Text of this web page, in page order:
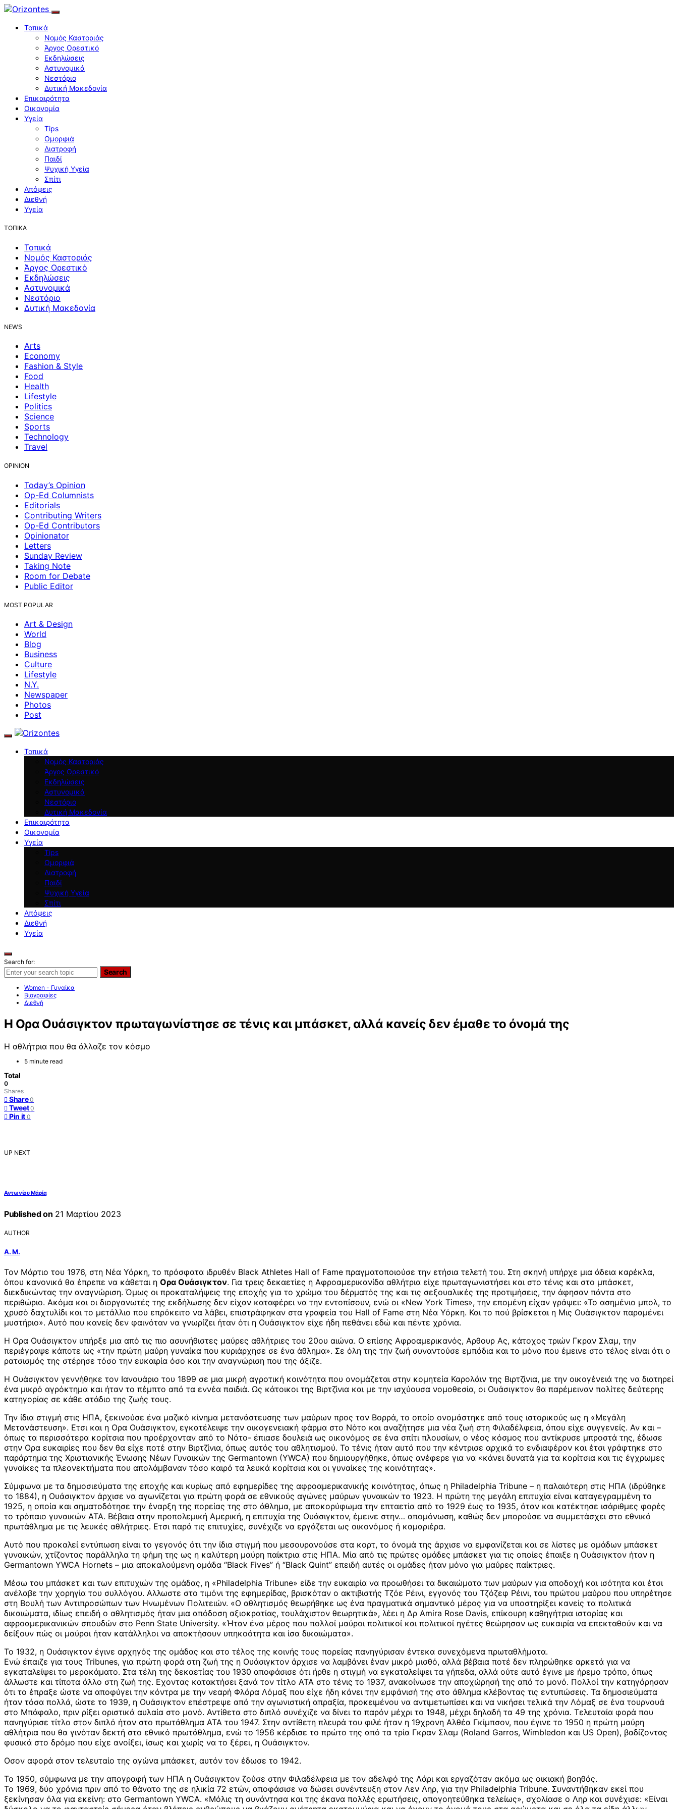
Τοπικά
Νομός Καστοριάς
Άργος Ορεστικό
Εκδηλώσεις
Αστυνομικά
Νεστόριο
Δυτική Μακεδονία
Επικαιρότητα
Οικονομία
Υγεία
Tips
Ομορφιά
Διατροφή
Παιδί
Ψυχική Υγεία
Σπίτι
Απόψεις
Διεθνή
Υγεία
ΤΟΠΙΚΑ
Τοπικά
Νομός Καστοριάς
Άργος Ορεστικό
Εκδηλώσεις
Αστυνομικά
Νεστόριο
Δυτική Μακεδονία
NEWS
Arts
Economy
Fashion & Style
Food
Health
Lifestyle
Politics
Science
Sports
Technology
Travel
OPINION
Today’s Opinion
Op-Ed Columnists
Editorials
Contributing Writers
Op-Ed Contributors
Opinionator
Letters
Sunday Review
Taking Note
Room for Debate
Public Editor
MOST POPULAR
Art & Design
World
Blog
Business
Culture
Lifestyle
N.Y.
Newspaper
Photos
Post
Τοπικά
Νομός Καστοριάς
Άργος Ορεστικό
Εκδηλώσεις
Αστυνομικά
Νεστόριο
Δυτική Μακεδονία
Επικαιρότητα
Οικονομία
Υγεία
Tips
Ομορφιά
Διατροφή
Παιδί
Ψυχική Υγεία
Σπίτι
Απόψεις
Διεθνή
Υγεία
Search for:
Search
Women - Γυναίκα
Βιογραφίες
Διεθνή
Η Ορα Ουάσιγκτον πρωταγωνίστησε σε τένις και μπάσκετ, αλλά κανείς δεν έμαθε το όνομά της
Η αθλήτρια που θα άλλαζε τον κόσμο
5 minute read
Total
0
Shares
Share 0
Tweet 0
Pin it 0
UP NEXT
Αντωνίου Μάρία
Published on 21 Μαρτίου 2023
AUTHOR
Α. Μ.
Τον Μάρτιο του 1976, στη Νέα Υόρκη, το πρόσφατα ιδρυθέν Black Athletes Hall of Fame πραγματοποιούσε την ετήσια τελετή του. Στη σκηνή υπήρχε μια άδεια καρέκλα,
όπου κανονικά θα έπρεπε να κάθεται η Oρα Ουάσιγκτον. Για τρεις δεκαετίες η Αφροαμερικανίδα αθλήτρια είχε πρωταγωνιστήσει και στο τένις και στο μπάσκετ,
διεκδικώντας την αναγνώριση. Όμως οι προκαταλήψεις της εποχής για το χρώμα του δέρματός της και τις σεξουαλικές της προτιμήσεις, την άφησαν πάντα στο
περιθώριο. Ακόμα και οι διοργανωτές της εκδήλωσης δεν είχαν καταφέρει να την εντοπίσουν, ενώ οι «New York Times», την επομένη είχαν γράψει: «Το ασημένιο μπολ, το
χρυσό δαχτυλίδι και το μετάλλιο που επρόκειτο να λάβει, επιστράφηκαν στα γραφεία του Hall of Fame στη Νέα Υόρκη. Και το πού βρίσκεται η Μις Ουάσιγκτον παραμένει
μυστήριο». Αυτό που κανείς δεν φαινόταν να γνωρίζει ήταν ότι η Ουάσιγκτον είχε ήδη πεθάνει εδώ και πέντε χρόνια.
Η Ορα Ουάσιγκτον υπήρξε μια από τις πιο ασυνήθιστες μαύρες αθλήτριες του 20ου αιώνα. Ο επίσης Αφροαμερικανός, Αρθουρ Ας, κάτοχος τριών Γκραν Σλαμ, την
περιέγραψε κάποτε ως «την πρώτη μαύρη γυναίκα που κυριάρχησε σε ένα άθλημα». Σε όλη της την ζωή συναντούσε εμπόδια και το μόνο που έμεινε στο τέλος είναι ότι ο
ρατσισμός της στέρησε τόσο την ευκαιρία όσο και την αναγνώριση που της άξιζε.
Η Ουάσιγκτον γεννήθηκε τον Ιανουάριο του 1899 σε μια μικρή αγροτική κοινότητα που ονομάζεται στην κομητεία Καρολάιν της Βιρτζίνια, με την οικογένειά της να διατηρεί
ένα μικρό αγρόκτημα και ήταν το πέμπτο από τα εννέα παιδιά. Ως κάτοικοι της Βιρτζίνια και με την ισχύουσα νομοθεσία, οι Ουάσιγκτον θα παρέμειναν πολίτες δεύτερης
κατηγορίας σε κάθε στάδιο της ζωής τους.
Την ίδια στιγμή στις ΗΠΑ, ξεκινούσε ένα μαζικό κίνημα μετανάστευσης των μαύρων προς τον Βορρά, το οποίο ονομάστηκε από τους ιστορικούς ως η «Μεγάλη
Μετανάστευση». Ετσι και η Ορα Ουάσιγκτον, εγκατέλειψε την οικογενειακή φάρμα στο Νότο και αναζήτησε μια νέα ζωή στη Φιλαδέλφεια, όπου είχε συγγενείς. Αν και –
όπως τα περισσότερα κορίτσια που προέρχονταν από το Νότο- έπιασε δουλειά ως οικονόμος σε ένα σπίτι πλουσίων, ο νέος κόσμος που αντίκρυσε μπροστά της, έδωσε
στην Ορα ευκαιρίες που δεν θα είχε ποτέ στην Βιρτζίνια, όπως αυτός του αθλητισμού. Το τένις ήταν αυτό που την κέντρισε αρχικά το ενδιαφέρον και έτσι γράφτηκε στο
παράρτημα της Χριστιανικής Ένωσης Νέων Γυναικών της Germantown (YWCA) που δημιουργήθηκε, όπως ανέφερε για να «κάνει δυνατά για τα κορίτσια και τις έγχρωμες
γυναίκες τα πλεονεκτήματα που απολάμβαναν τόσο καιρό τα λευκά κορίτσια και οι γυναίκες της κοινότητας».
Σύμφωνα με τα δημοσιεύματα της εποχής και κυρίως από εφημερίδες της αφροαμερικανικής κοινότητας, όπως η Philadelphia Tribune – η παλαιότερη στις ΗΠΑ (ιδρύθηκε
το 1884), η Ουάσιγκτον άρχισε να αγωνίζεται για πρώτη φορά σε εθνικούς αγώνες μαύρων γυναικών το 1923. Η πρώτη της μεγάλη επιτυχία είναι καταγεγραμμένη το
1925, η οποία και σηματοδότησε την έναρξη της πορείας της στο άθλημα, με αποκορύφωμα την επταετία από το 1929 έως το 1935, όταν και κατέκτησε ισάριθμες φορές
το τρόπαιο γυναικών ΑΤΑ. Βέβαια στην προπολεμική Αμερική, η επιτυχία της Ουάσιγκτον, έμεινε στην… απομόνωση, καθώς δεν μπορούσε να συμμετάσχει στο εθνικό
πρωτάθλημα με τις λευκές αθλήτριες. Ετσι παρά τις επιτυχίες, συνέχιζε να εργάζεται ως οικονόμος ή καμαριέρα.
Αυτό που προκαλεί εντύπωση είναι το γεγονός ότι την ίδια στιγμή που μεσουρανούσε στα κορτ, το όνομά της άρχισε να εμφανίζεται και σε λίστες με ομάδων μπάσκετ
γυναικών, χτίζοντας παράλληλα τη φήμη της ως η καλύτερη μαύρη παίκτρια στις ΗΠΑ. Μία από τις πρώτες ομάδες μπάσκετ για τις οποίες έπαιξε η Ουάσιγκτον ήταν η
Germantown YWCA Hornets – μια αποκαλούμενη ομάδα “Black Fives” ή “Black Quint” επειδή αυτές οι ομάδες ήταν μόνο για μαύρες παίκτριες.
Μέσω του μπάσκετ και των επιτυχιών της ομάδας, η «Philadelphia Tribune» είδε την ευκαιρία να προωθήσει τα δικαιώματα των μαύρων για αποδοχή και ισότητα και έτσι
ανέλαβε την χορηγία του συλλόγου. Αλλωστε στο τιμόνι της εφημερίδας, βρισκόταν ο ακτιβιστής Τζόε Ρέινι, εγγονός του Τζόζεφ Ρέινι, του πρώτου μαύρου που υπηρέτησε
στη Βουλή των Αντιπροσώπων των Ηνωμένων Πολιτειών. «Ο αθλητισμός θεωρήθηκε ως ένα πραγματικά σημαντικό μέρος για να υποστηρίξει κανείς τα πολιτικά
δικαιώματα, ιδίως επειδή ο αθλητισμός ήταν μια απόδοση αξιοκρατίας, τουλάχιστον θεωρητικά», λέει η Δρ Amira Rose Davis, επίκουρη καθηγήτρια ιστορίας και
αφροαμερικανικών σπουδών στο Penn State University. «Ήταν ένα μέρος που πολλοί μαύροι πολιτικοί και πολιτικοί ηγέτες θεώρησαν ως ευκαιρία να επεκταθούν και να
δείξουν πώς οι μαύροι ήταν κατάλληλοι να αποκτήσουν υπηκοότητα και ίσα δικαιώματα».
Το 1932, η Ουάσιγκτον έγινε αρχηγός της ομάδας και στο τέλος της κοινής τους πορείας πανηγύρισαν έντεκα συνεχόμενα πρωταθλήματα.
Ενώ έπαιζε για τους Tribunes, για πρώτη φορά στη ζωή της η Ουάσιγκτον άρχισε να λαμβάνει έναν μικρό μισθό, αλλά βέβαια ποτέ δεν πληρώθηκε αρκετά για να
εγκαταλείψει το μεροκάματο. Στα τέλη της δεκαετίας του 1930 αποφάσισε ότι ήρθε η στιγμή να εγκαταλείψει τα γήπεδα, αλλά ούτε αυτό έγινε με ήρεμο τρόπο, όπως
άλλωστε και τίποτα άλλο στη ζωή της. Εχοντας κατακτήσει ξανά τον τίτλο ΑΤΑ στο τένις το 1937, ανακοίνωσε την αποχώρησή της από το μονό. Πολλοί την κατηγόρησαν
ότι το έπραξε ώστε να αποφύγει την κόντρα με την νεαρή Φλόρα Λόμαξ που είχε ήδη κάνει την εμφάνισή της στο άθλημα κλέβοντας τις εντυπώσεις. Τα δημοσιεύματα
ήταν τόσα πολλά, ώστε το 1939, η Ουάσιγκτον επέστρεψε από την αγωνιστική απραξία, προκειμένου να αντιμετωπίσει και να νικήσει τελικά την Λόμαξ σε ένα τουρνουά
στο Μπάφαλο, πριν ρίξει οριστικά αυλαία στο μονό. Αντίθετα στο διπλό συνέχιζε να δίνει το παρόν μέχρι το 1948, μέχρι δηλαδή τα 49 της χρόνια. Τελευταία φορά που
πανηγύρισε τίτλο στον διπλό ήταν στο πρωτάθλημα ATA του 1947. Στην αντίθετη πλευρά του φιλέ ήταν η 19χρονη Αλθέα Γκίμπσον, που έγινε το 1950 η πρώτη μαύρη
αθλήτρια που θα γινόταν δεκτή στο εθνικό πρωτάθλημα, ενώ το 1956 κέρδισε το πρώτο της από τα τρία Γκραν Σλαμ (Roland Garros, Wimbledon και US Open), βαδίζοντας
φυσικά στο δρόμο που είχε ανοίξει, ίσως και χωρίς να το ξέρει, η Ουάσιγκτον.
Οσον αφορά στον τελευταίο της αγώνα μπάσκετ, αυτόν τον έδωσε το 1942.
Το 1950, σύμφωνα με την απογραφή των ΗΠΑ η Ουάσιγκτον ζούσε στην Φιλαδέλφεια με τον αδελφό της Λάρι και εργαζόταν ακόμα ως οικιακή βοηθός.
Το 1969, δύο χρόνια πριν από το θάνατο της σε ηλικία 72 ετών, αποφάσισε να δώσει συνέντευξη στον Λεν Ληρ, για την Philadelphia Tribune. Συναντήθηκαν εκεί που
ξεκίνησαν όλα για εκείνη: στο Germantown YWCA. «Μόλις τη συνάντησα και της έκανα πολλές ερωτήσεις, απογοητεύθηκα τελείως», σχολίασε ο Ληρ και συνέχισε: «Είναι